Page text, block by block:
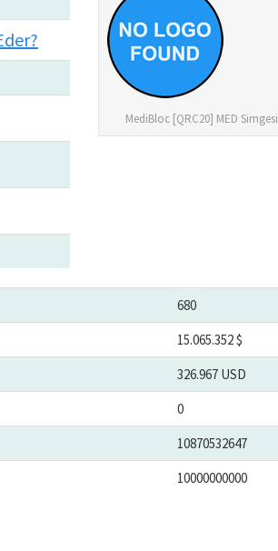
MediBloc [QRC20] MED Simgesi
680
15.065.352 $
326.967 USD
0
10870532647
10000000000